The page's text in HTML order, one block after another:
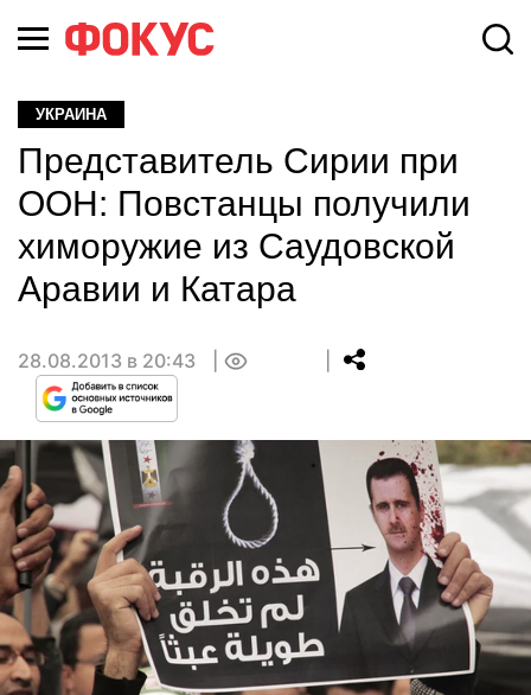
УКРАИНА
Представитель Сирии при
ООН: Повстанцы получили
химоружие из Саудовской
Аравии и Катара
28.08.2013 в 20:43